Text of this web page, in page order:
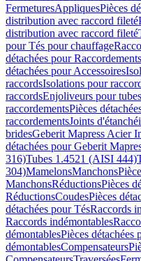
FermeturesAppliquesPièces
distribution avec raccord fileté
distribution avec raccord fileté
pour Tés pour chauffage
détachées pour
détachées pour Accessoires
raccordsIsolations pour
raccordsEnjoliveurs pour tubes
raccordementsPièces
raccordementsJoints
bridesGeberit Mapress Acier
détachées pour Geberit
316)Tubes 1.4521 (AISI 444)
304)MamelonsManchons
ManchonsRéductionsPièces
RéductionsCoudesPièces
détachées pour TésRaccords
Raccords indémontables
démontablesPièces détachées
démontablesCompensateurs